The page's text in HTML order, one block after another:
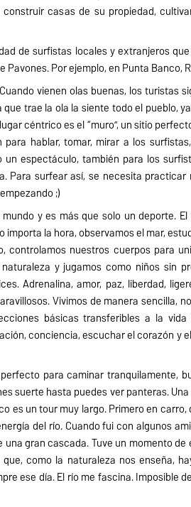
casas de su propiedad,
de surfistas locales y extranjeros
Pavones. Por ejemplo, en Punta Banco,
vienen olas buenas, los turistas
trae la ola la siente todo el pueblo,
céntrico es el “muro”, un sitio
hablar, tomar, mirar a los
espectáculo, también para los
Para surfear así, se necesita
;)
y es más que solo un deporte.
importa la hora, observamos el mar,
controlamos nuestros cuerpos para
y jugamos como niños sin
Adrenalina, amor, paz, liberdad,
Vivimos de manera sencilla,
básicas transferibles a la
conciencia, escuchar el corazón y
para caminar tranquilamente,
suerte hasta puedes ver panteras.
es un tour muy largo. Primero en
del río. Cuando fui con algunos
gran cascada. Tuve un momento
como la naturaleza nos enseña,
ese día. El río me fascina. Imposible